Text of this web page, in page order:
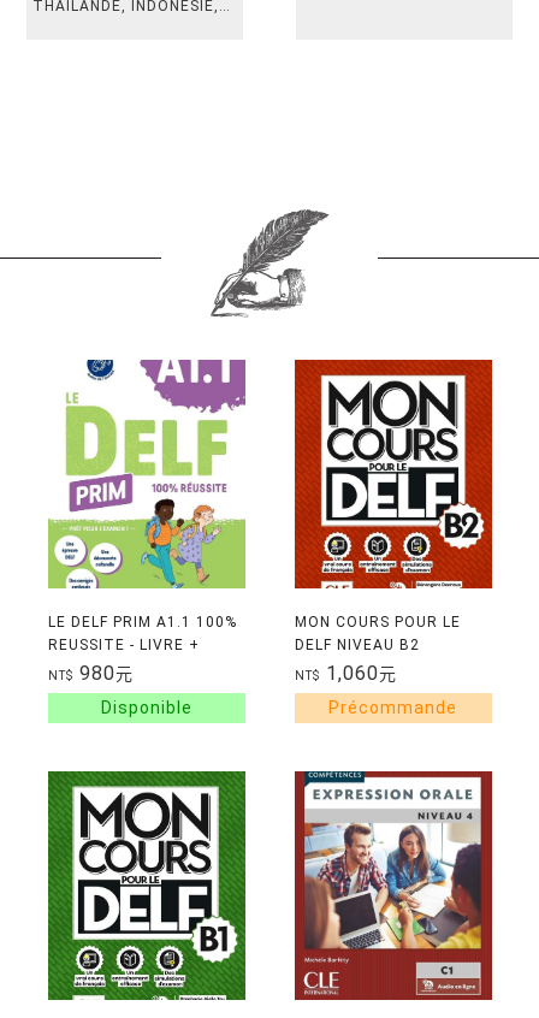
THAILANDE, INDONESIE,
LE DELF PRIM A1.1 100%
REUSSITE - LIVRE +
DIDIERFLE.APP
NT$ 980元
MON COURS POUR LE
DELF NIVEAU B2
NT$ 1,060元